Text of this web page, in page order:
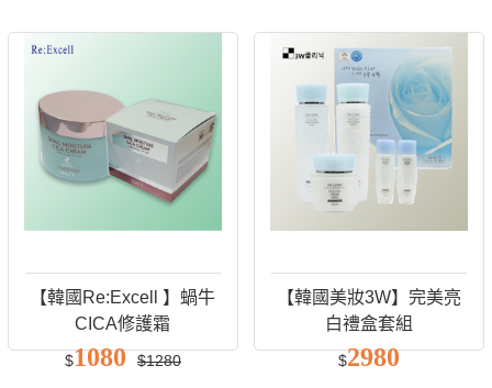
【韓國Re:Excell 】蝸牛
CICA修護霜
$1080 $1280
【韓國美妝3W】完美亮
白禮盒套組
$2980